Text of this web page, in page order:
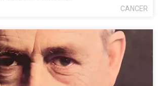
CANCER